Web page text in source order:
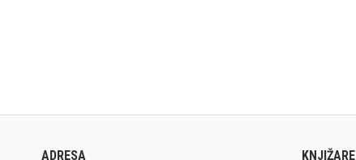
ADRESA KNJIŽARE